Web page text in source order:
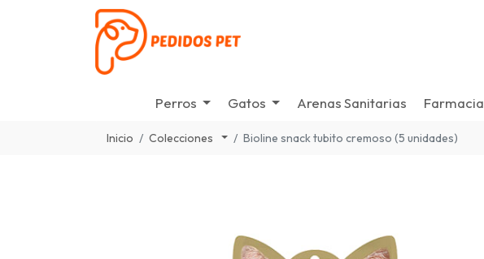
Perros Gatos Arenas Sanitarias Farmacia
Inicio Colecciones Bioline snack tubito cremoso (5 unidades)